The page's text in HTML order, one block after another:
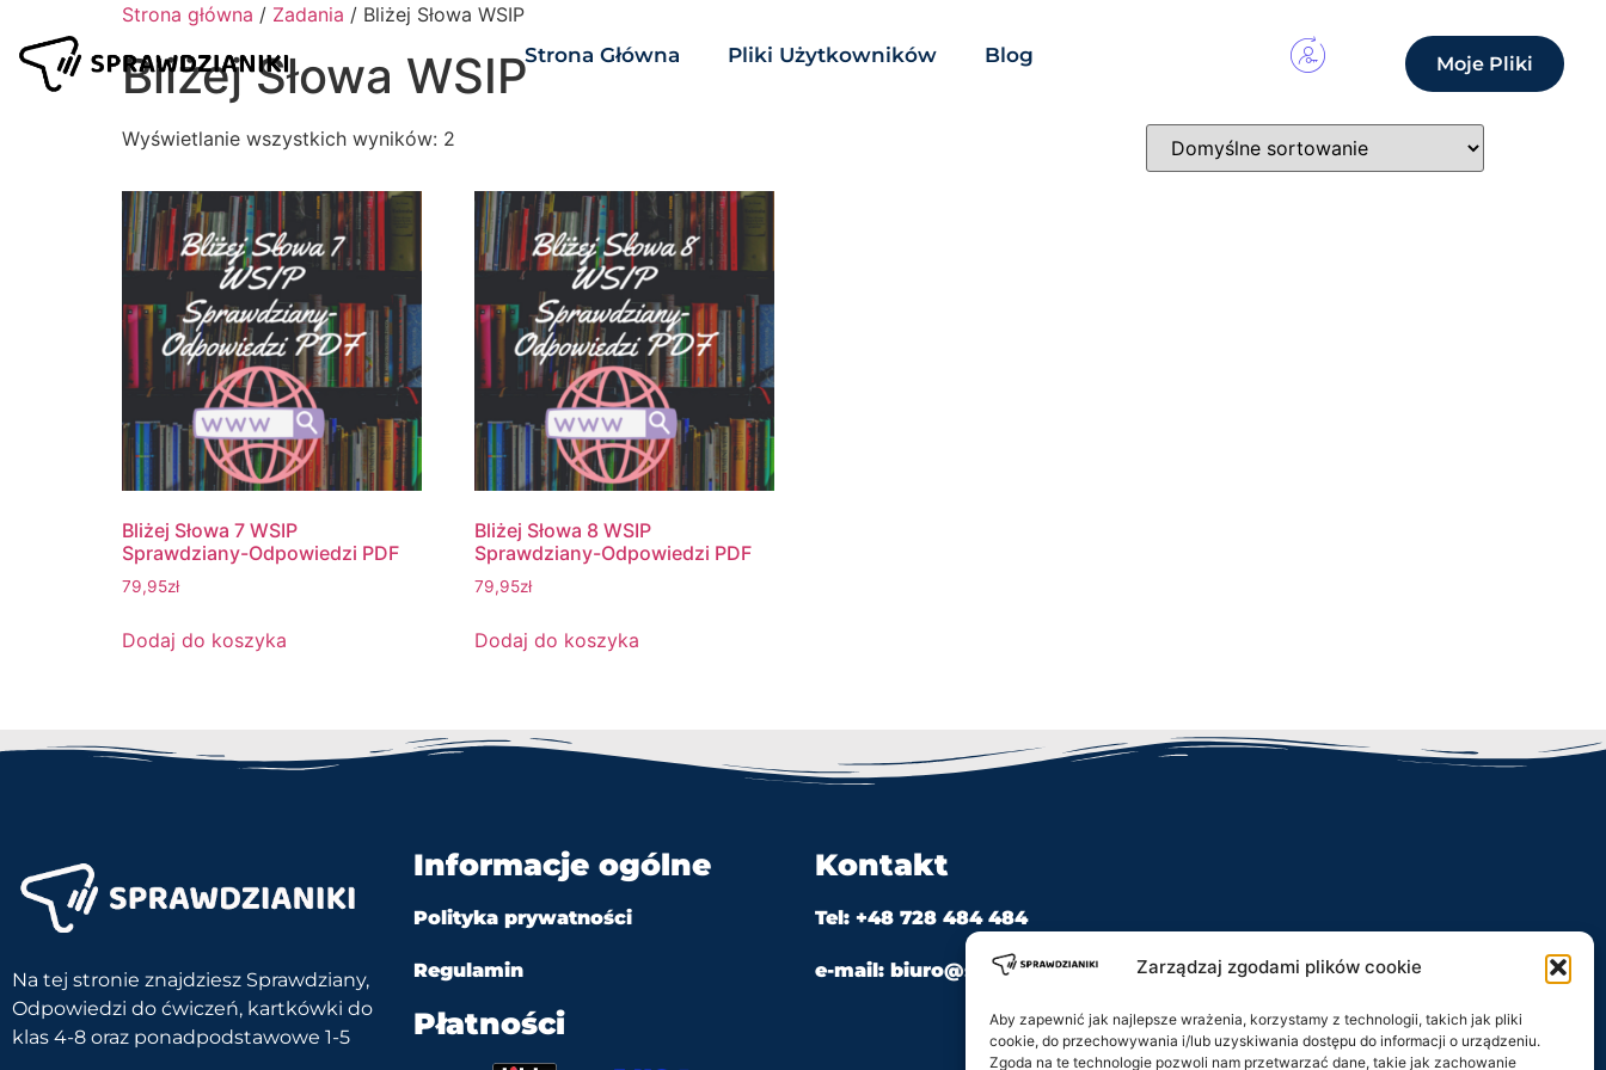
Zarządzaj zgodami plików cookie
Aby zapewnić jak najlepsze wrażenia, korzystamy z technologii, takich jak pliki
cookie, do przechowywania i/lub uzyskiwania dostępu do informacji o urządzeniu.
Zgoda na te technologie pozwoli nam przetwarzać dane, takie jak zachowanie
Strona Główna Pliki Użytkowników Blog Moje Pliki
Strona główna / Zadania / Bliżej Słowa WSIP
Bliżej Słowa WSIP
Wyświetlanie wszystkich wyników: 2
Bliżej Słowa 7 WSIP
Sprawdziany-Odpowiedzi PDF
79,95zł
Dodaj do koszyka
Bliżej Słowa 8 WSIP
Sprawdziany-Odpowiedzi PDF
79,95zł
Dodaj do koszyka
Na tej stronie znajdziesz Sprawdziany,
Odpowiedzi do ćwiczeń, kartkówki do
klas 4-8 oraz ponadpodstawowe 1-5
Informacje ogólne
Polityka prywatności
Regulamin
Płatności
Kontakt
Tel: +48 728 484 484
e-mail: biuro@sprawdzianiki.pl